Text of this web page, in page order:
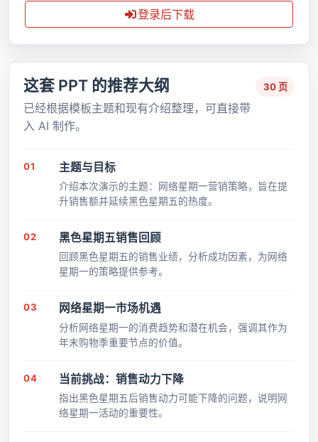
登录后下载
这套 PPT 的推荐大纲
已经根据模板主题和现有介绍整理，可直接带
入 AI 制作。
30 页
01 主题与目标
介绍本次演示的主题：网络星期一营销策略，旨在提
升销售额并延续黑色星期五的热度。
02 黑色星期五销售回顾
回顾黑色星期五的销售业绩，分析成功因素，为网络
星期一的策略提供参考。
03 网络星期一市场机遇
分析网络星期一的消费趋势和潜在机会，强调其作为
年末购物季重要节点的价值。
04 当前挑战：销售动力下降
指出黑色星期五后销售动力可能下降的问题，说明网
络星期一活动的重要性。